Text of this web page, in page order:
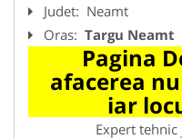
Judet: Neamt
Oras: Targu Neamt
Pagina
afacerea
iar
Expert